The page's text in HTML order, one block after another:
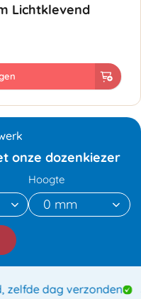
Lichtklevend
onze dozenkiezer
Hoogte
dag verzonden